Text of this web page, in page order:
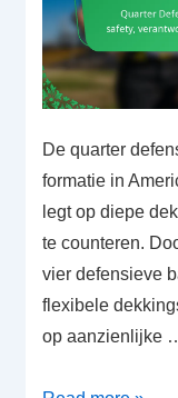
De quarter
formatie in
legt op diepe
te counteren.
vier defensieve
flexibele
op aanzienlijke